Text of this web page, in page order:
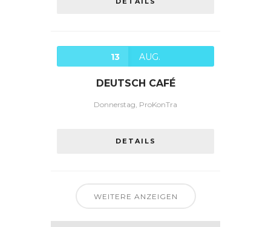
13 AUG.
DEUTSCH CAFÉ
Donnerstag, ProKonTra
DETAILS
WEITERE ANZEIGEN